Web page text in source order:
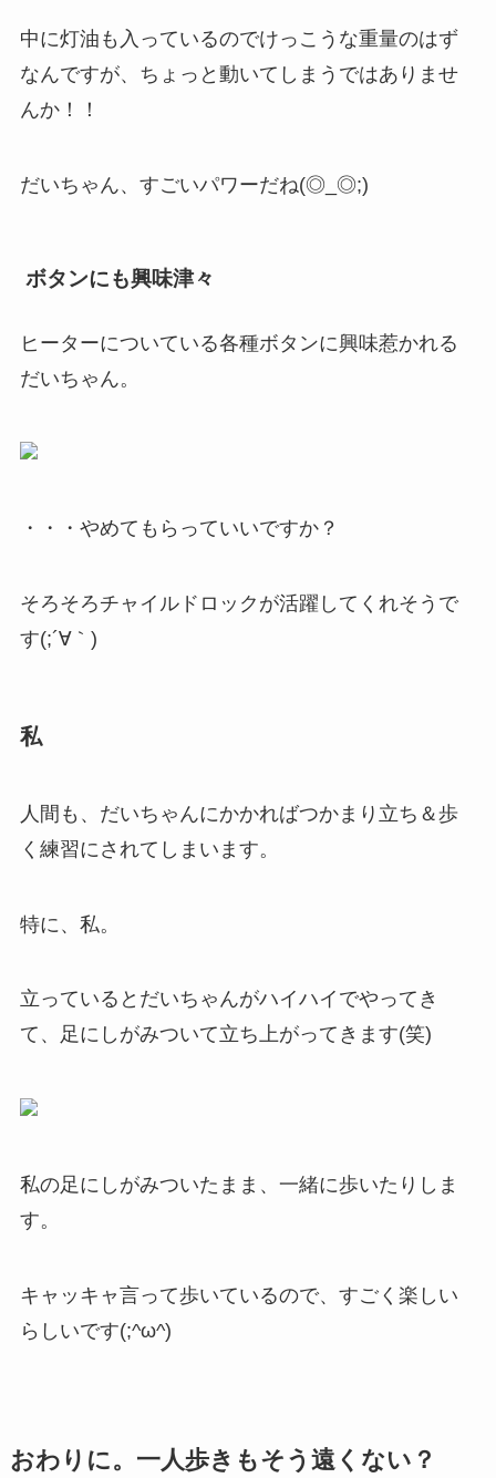
中に灯油も入っているのでけっこうな重量のはず
なんですが、ちょっと動いてしまうではありませ
んか！！
だいちゃん、すごいパワーだね(◎_◎;)
ボタンにも興味津々
ヒーターについている各種ボタンに興味惹かれる
だいちゃん。
・・・やめてもらっていいですか？
そろそろチャイルドロックが活躍してくれそうで
す(;´∀｀)
私
人間も、だいちゃんにかかればつかまり立ち＆歩
く練習にされてしまいます。
特に、私。
立っているとだいちゃんがハイハイでやってき
て、足にしがみついて立ち上がってきます(笑)
私の足にしがみついたまま、一緒に歩いたりしま
す。
キャッキャ言って歩いているので、すごく楽しい
らしいです(;^ω^)
おわりに。一人歩きもそう遠くない？